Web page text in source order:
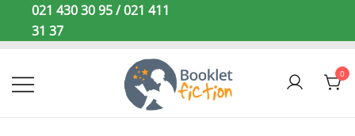
021 430 30 95 / 021 411
31 37
0